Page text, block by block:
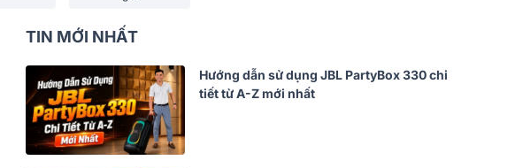
TIN MỚI NHẤT
Hướng dẫn sử dụng JBL PartyBox 330 chi
tiết từ A-Z mới nhất